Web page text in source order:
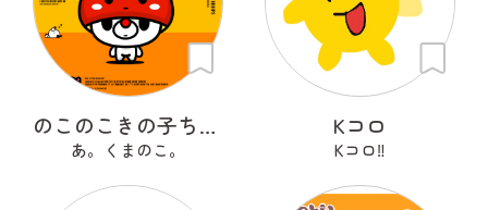
のこのこきの子ちゃん
あ。くまのこ。
Kコロ
Kコロ‼︎